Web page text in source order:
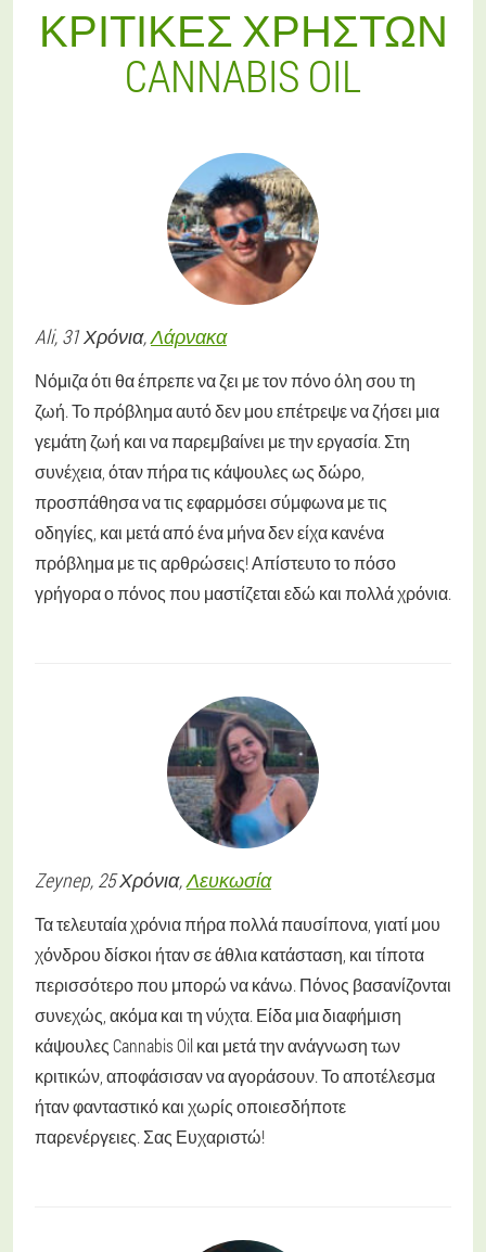
ΚΡΙΤΙΚΈΣ ΧΡΗΣΤΏΝ
CANNABIS OIL
Ali, 31 Χρόνια,Λάρνακα
Νόμιζα ότι θα έπρεπε να ζει με τον πόνο όλη σου τη
ζωή. Το πρόβλημα αυτό δεν μου επέτρεψε να ζήσει μια
γεμάτη ζωή και να παρεμβαίνει με την εργασία. Στη
συνέχεια, όταν πήρα τις κάψουλες ως δώρο,
προσπάθησα να τις εφαρμόσει σύμφωνα με τις
οδηγίες, και μετά από ένα μήνα δεν είχα κανένα
πρόβλημα με τις αρθρώσεις! Απίστευτο το πόσο
γρήγορα ο πόνος που μαστίζεται εδώ και πολλά χρόνια.
Zeynep, 25 Χρόνια,Λευκωσία
Τα τελευταία χρόνια πήρα πολλά παυσίπονα, γιατί μου
χόνδρου δίσκοι ήταν σε άθλια κατάσταση, και τίποτα
περισσότερο που μπορώ να κάνω. Πόνος βασανίζονται
συνεχώς, ακόμα και τη νύχτα. Είδα μια διαφήμιση
κάψουλες Cannabis Oil και μετά την ανάγνωση των
κριτικών, αποφάσισαν να αγοράσουν. Το αποτέλεσμα
ήταν φανταστικό και χωρίς οποιεσδήποτε
παρενέργειες. Σας Ευχαριστώ!